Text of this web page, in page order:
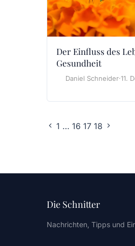
Der Einfluss des
Gesundheit
Daniel Schneider·11.
1 … 16 17 18
Die Schnitter
Nachrichten, Tipps und